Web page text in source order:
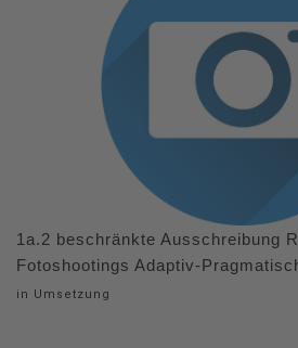
1a.2 beschränkte Ausschreibung
Fotoshootings Adaptiv-
in Umsetzung